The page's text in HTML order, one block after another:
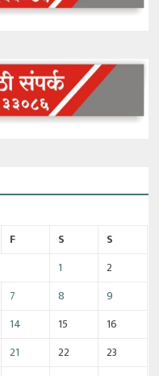
F S
S
1
2
7 8
9
14 15
16
21 22
23